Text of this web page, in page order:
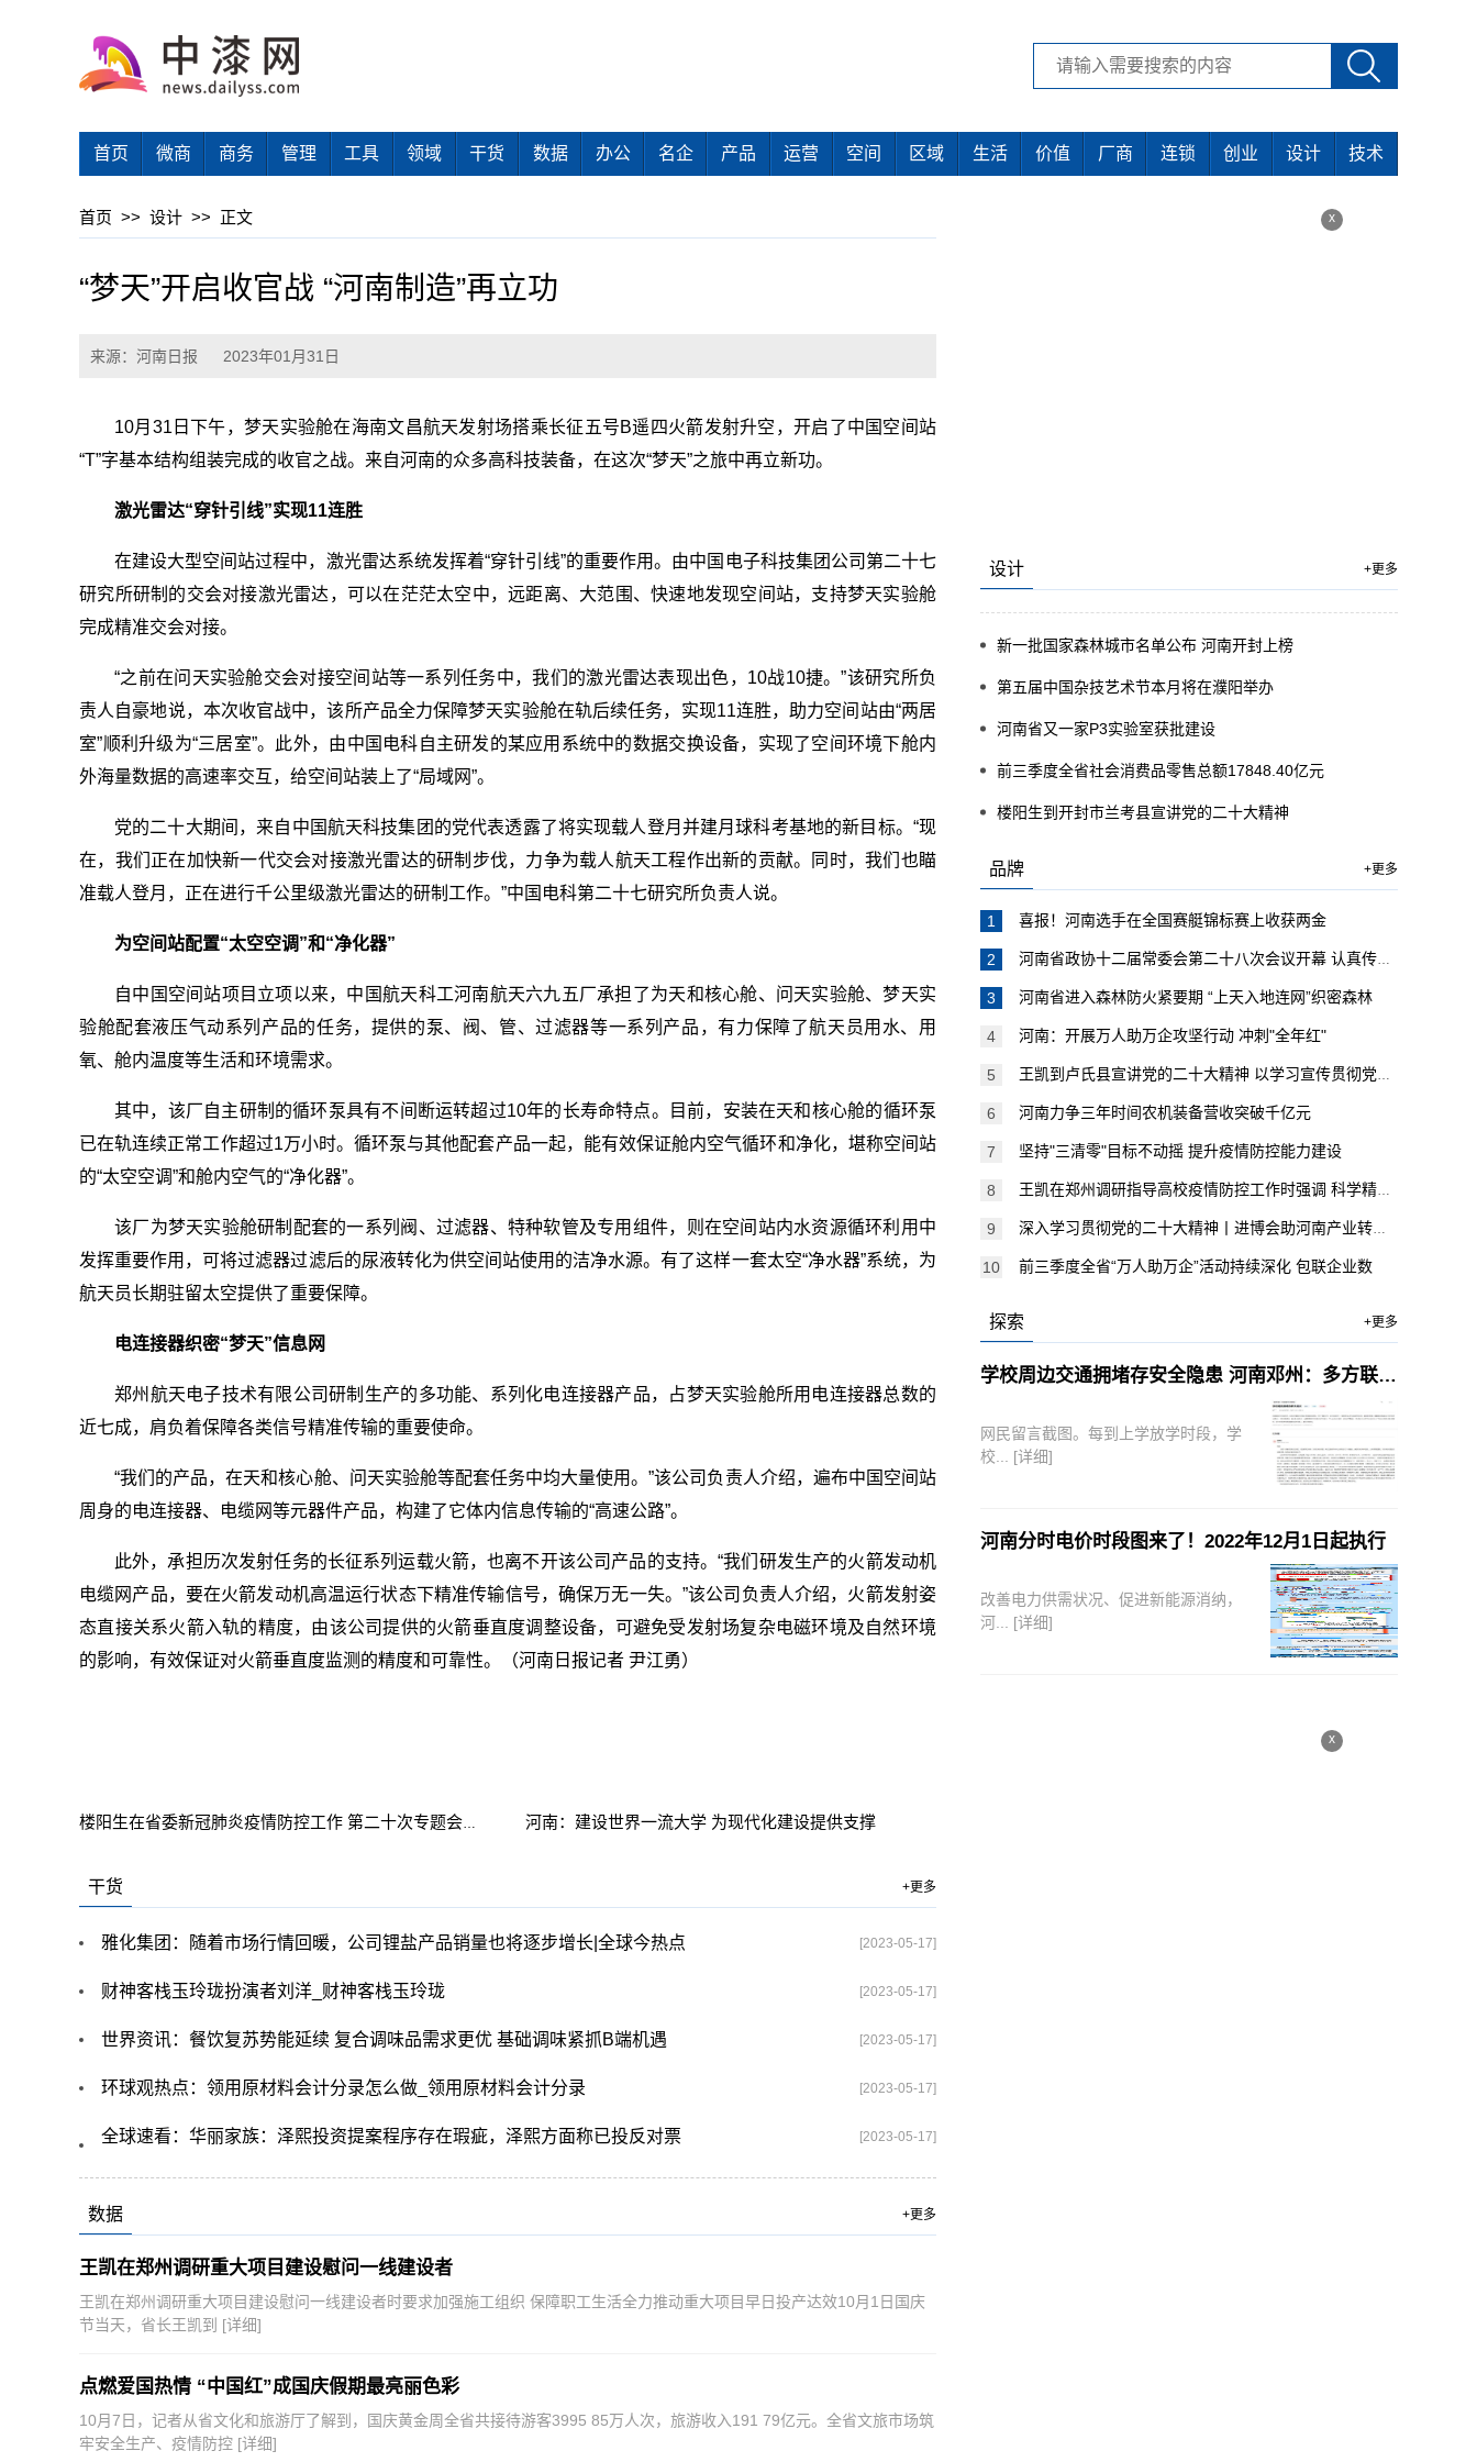
首页 微商 商务 管理 工具 领域 干货 数据 办公 名企 产品 运营 空间 区域 生活 价值 厂商 连锁 创业 设计 技术
首页 >> 设计 >> 正文
“梦天”开启收官战 “河南制造”再立功
来源：河南日报 2023年01月31日
10月31日下午，梦天实验舱在海南文昌航天发射场搭乘长征五号B遥四火箭发射升空，开启了中国空间站
“T”字基本结构组装完成的收官之战。来自河南的众多高科技装备，在这次“梦天”之旅中再立新功。
激光雷达“穿针引线”实现11连胜
在建设大型空间站过程中，激光雷达系统发挥着“穿针引线”的重要作用。由中国电子科技集团公司第二十七
研究所研制的交会对接激光雷达，可以在茫茫太空中，远距离、大范围、快速地发现空间站，支持梦天实验舱
完成精准交会对接。
“之前在问天实验舱交会对接空间站等一系列任务中，我们的激光雷达表现出色，10战10捷。”该研究所负
责人自豪地说，本次收官战中，该所产品全力保障梦天实验舱在轨后续任务，实现11连胜，助力空间站由“两居
室”顺利升级为“三居室”。此外，由中国电科自主研发的某应用系统中的数据交换设备，实现了空间环境下舱内
外海量数据的高速率交互，给空间站装上了“局域网”。
党的二十大期间，来自中国航天科技集团的党代表透露了将实现载人登月并建月球科考基地的新目标。“现
在，我们正在加快新一代交会对接激光雷达的研制步伐，力争为载人航天工程作出新的贡献。同时，我们也瞄
准载人登月，正在进行千公里级激光雷达的研制工作。”中国电科第二十七研究所负责人说。
为空间站配置“太空空调”和“净化器”
自中国空间站项目立项以来，中国航天科工河南航天六九五厂承担了为天和核心舱、问天实验舱、梦天实
验舱配套液压气动系列产品的任务，提供的泵、阀、管、过滤器等一系列产品，有力保障了航天员用水、用
氧、舱内温度等生活和环境需求。
其中，该厂自主研制的循环泵具有不间断运转超过10年的长寿命特点。目前，安装在天和核心舱的循环泵
已在轨连续正常工作超过1万小时。循环泵与其他配套产品一起，能有效保证舱内空气循环和净化，堪称空间站
的“太空空调”和舱内空气的“净化器”。
该厂为梦天实验舱研制配套的一系列阀、过滤器、特种软管及专用组件，则在空间站内水资源循环利用中
发挥重要作用，可将过滤器过滤后的尿液转化为供空间站使用的洁净水源。有了这样一套太空“净水器”系统，为
航天员长期驻留太空提供了重要保障。
电连接器织密“梦天”信息网
郑州航天电子技术有限公司研制生产的多功能、系列化电连接器产品，占梦天实验舱所用电连接器总数的
近七成，肩负着保障各类信号精准传输的重要使命。
“我们的产品，在天和核心舱、问天实验舱等配套任务中均大量使用。”该公司负责人介绍，遍布中国空间站
周身的电连接器、电缆网等元器件产品，构建了它体内信息传输的“高速公路”。
此外，承担历次发射任务的长征系列运载火箭，也离不开该公司产品的支持。“我们研发生产的火箭发动机
电缆网产品，要在火箭发动机高温运行状态下精准传输信号，确保万无一失。”该公司负责人介绍，火箭发射姿
态直接关系火箭入轨的精度，由该公司提供的火箭垂直度调整设备，可避免受发射场复杂电磁环境及自然环境
的影响，有效保证对火箭垂直度监测的精度和可靠性。（河南日报记者 尹江勇）
楼阳生在省委新冠肺炎疫情防控工作 第二十次专题会议上 河南：建设世界一流大学 为现代化建设提供支撑
干货 +更多
雅化集团：随着市场行情回暖，公司锂盐产品销量也将逐步增长|全球今热点 [2023-05-17]
财神客栈玉玲珑扮演者刘洋_财神客栈玉玲珑 [2023-05-17]
世界资讯：餐饮复苏势能延续 复合调味品需求更优 基础调味紧抓B端机遇 [2023-05-17]
环球观热点：领用原材料会计分录怎么做_领用原材料会计分录 [2023-05-17]
全球速看：华丽家族：泽熙投资提案程序存在瑕疵，泽熙方面称已投反对票 [2023-05-17]
数据 +更多
王凯在郑州调研重大项目建设慰问一线建设者
王凯在郑州调研重大项目建设慰问一线建设者时要求加强施工组织 保障职工生活全力推动重大项目早日投产达效10月1日国庆
节当天，省长王凯到 [详细]
点燃爱国热情 “中国红”成国庆假期最亮丽色彩
10月7日，记者从省文化和旅游厅了解到，国庆黄金周全省共接待游客3995 85万人次，旅游收入191 79亿元。全省文旅市场筑
牢安全生产、疫情防控 [详细]
x
设计 +更多
新一批国家森林城市名单公布 河南开封上榜
第五届中国杂技艺术节本月将在濮阳举办
河南省又一家P3实验室获批建设
前三季度全省社会消费品零售总额17848.40亿元
楼阳生到开封市兰考县宣讲党的二十大精神
品牌 +更多
喜报！河南选手在全国赛艇锦标赛上收获两金
河南省政协十二届常委会第二十八次会议开幕 认真传达学
河南省进入森林防火紧要期 “上天入地连网”织密森林
河南：开展万人助万企攻坚行动 冲刺"全年红"
王凯到卢氏县宣讲党的二十大精神 以学习宣传贯彻党的二
河南力争三年时间农机装备营收突破千亿元
坚持"三清零"目标不动摇 提升疫情防控能力建设
王凯在郑州调研指导高校疫情防控工作时强调 科学精准防
深入学习贯彻党的二十大精神丨进博会助河南产业转型消费
前三季度全省“万人助万企”活动持续深化 包联企业数
探索 +更多
学校周边交通拥堵存安全隐患 河南邓州：多方联动解民忧
网民留言截图。每到上学放学时段，学
校... [详细]
河南分时电价时段图来了！2022年12月1日起执行
改善电力供需状况、促进新能源消纳，
河... [详细]
x